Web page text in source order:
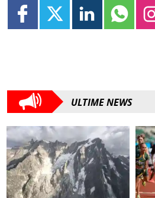
ULTIME NEWS